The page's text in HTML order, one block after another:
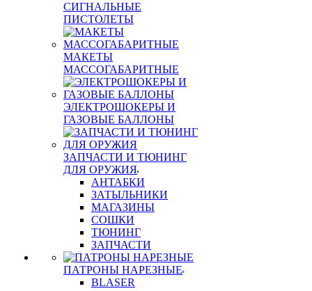
СИГНАЛЬНЫЕ
ПИСТОЛЕТЫ
МАКЕТЫ
МАССОГАБАРИТНЫЕ
ЭЛЕКТРОШОКЕРЫ И
ГАЗОВЫЕ БАЛЛОНЫ
ЗАПЧАСТИ И ТЮНИНГ
ДЛЯ ОРУЖИЯ
АНТАБКИ
ЗАТЫЛЬНИКИ
МАГАЗИНЫ
СОШКИ
ТЮНИНГ
ЗАПЧАСТИ
ПАТРОНЫ НАРЕЗНЫЕ
BLASER